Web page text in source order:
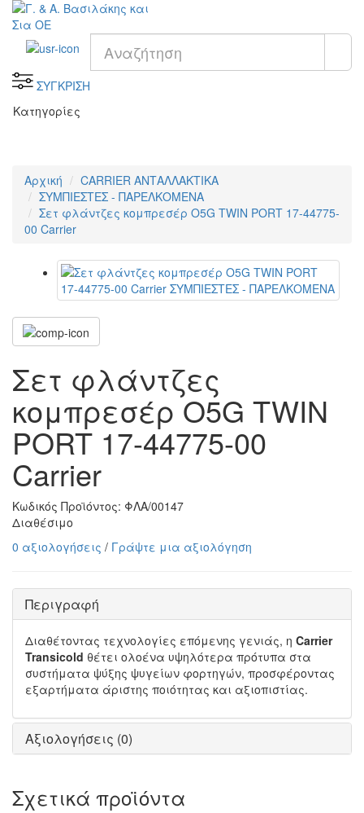
ΣΥΓΚΡΙΣΗ
Κατηγορίες
Αρχική
CARRIER ΑΝΤΑΛΛΑΚΤΙΚΑ
ΣΥΜΠΙΕΣΤΕΣ - ΠΑΡΕΛΚΟΜΕΝΑ
Σετ φλάντζες κομπρεσέρ O5G TWIN PORT 17-44775-
00 Carrier
Σετ φλάντζες
κομπρεσέρ O5G TWIN
PORT 17-44775-00
Carrier
Κωδικός Προϊόντος: ΦΛΑ/00147
Διαθέσιμο
0 αξιολογήσεις / Γράψτε μια αξιολόγηση
Περιγραφή
Διαθέτοντας τεχνολογίες επόμενης γενιάς, η Carrier
Transicold θέτει ολοένα υψηλότερα πρότυπα στα
συστήματα ψύξης ψυγείων φορτηγών, προσφέροντας
εξαρτήματα άριστης ποιότητας και αξιοπιστίας.
Αξιολογήσεις (0)
Σχετικά προϊόντα